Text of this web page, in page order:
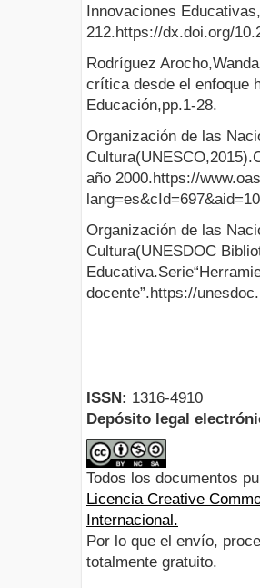
Innovaciones
212.https://dx.doi.org/
Rodríguez
crítica desde el enfoque
Educación,pp.1-28.
Organización de las
año 2000.https://
Organización de las
Cultura(UNESDOC
docente”.https://
ISSN: 1316-4910
Depósito legal
Todos los documentos
Licencia Creative
Internacional.
Por lo que el envío,
totalmente gratuito.